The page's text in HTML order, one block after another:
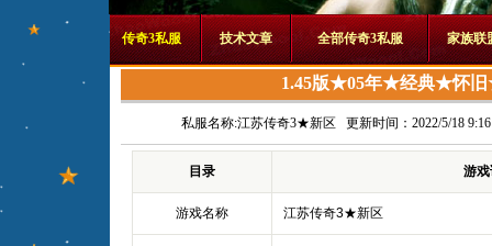
传奇3私服 技术文章 全部传奇3私服 家族联
1.45版★05年★经典★怀
私服名称:江苏传奇3★新区 更新时间：2022/5/18
目录 游
游戏名称 江苏传奇3★新区